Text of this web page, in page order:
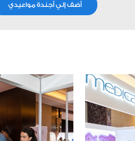
أضف إلي أجندة مواعيدي